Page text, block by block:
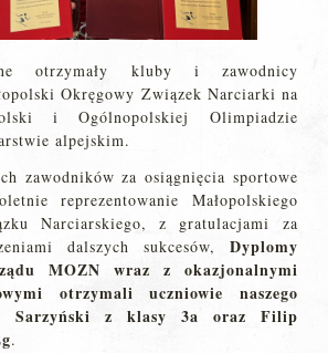
otrzymały kluby i zawodnicy
Okręgowy Związek Narciarki na
i Ogólnopolskiej Olimpiadzie
alpejskim.
zawodników za osiągnięcia sportowe
reprezentowanie Małopolskiego
Narciarskiego, z gratulacjami za
dalszych sukcesów, Dyplomy
MOZN wraz z okazjonalnymi
otrzymali uczniowie naszego
Sarzyński z klasy 3a oraz Filip
.